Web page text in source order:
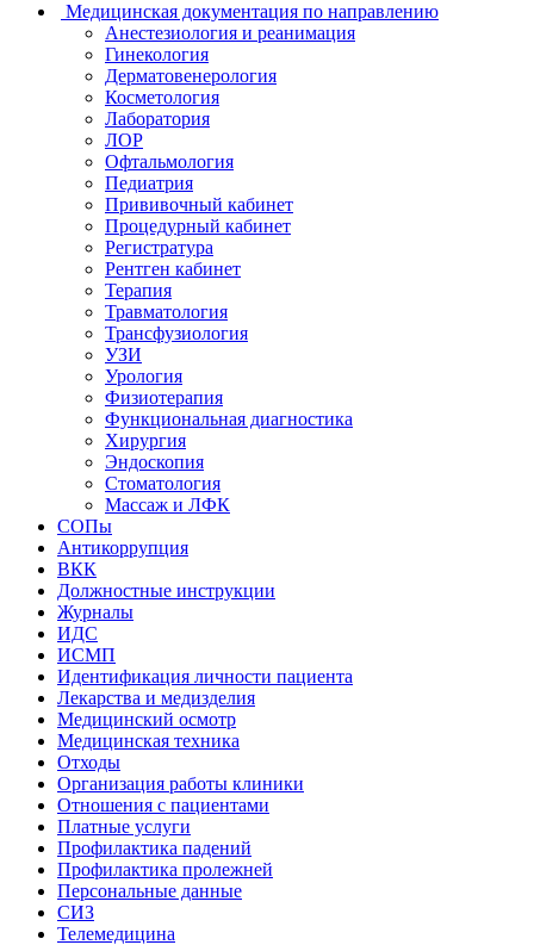
Медицинская документация по направлению
Анестезиология и реанимация
Гинекология
Дерматовенерология
Косметология
Лаборатория
ЛОР
Офтальмология
Педиатрия
Прививочный кабинет
Процедурный кабинет
Регистратура
Рентген кабинет
Терапия
Травматология
Трансфузиология
УЗИ
Урология
Физиотерапия
Функциональная диагностика
Хирургия
Эндоскопия
Стоматология
Массаж и ЛФК
СОПы
Антикоррупция
ВКК
Должностные инструкции
Журналы
ИДС
ИСМП
Идентификация личности пациента
Лекарства и медизделия
Медицинский осмотр
Медицинская техника
Отходы
Организация работы клиники
Отношения с пациентами
Платные услуги
Профилактика падений
Профилактика пролежней
Персональные данные
СИЗ
Телемедицина